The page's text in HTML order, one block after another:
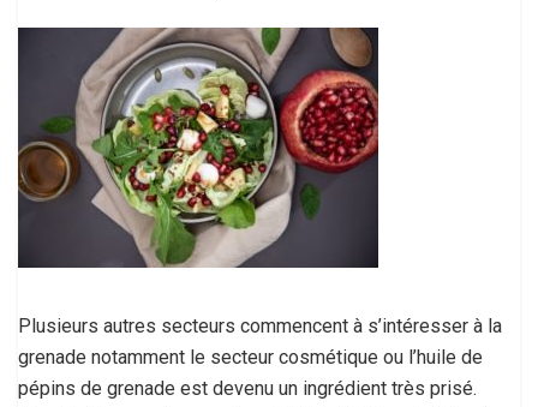
Plusieurs autres secteurs commencent à s’intéresser à la
grenade notamment le secteur cosmétique ou l’huile de
pépins de grenade est devenu un ingrédient très prisé.